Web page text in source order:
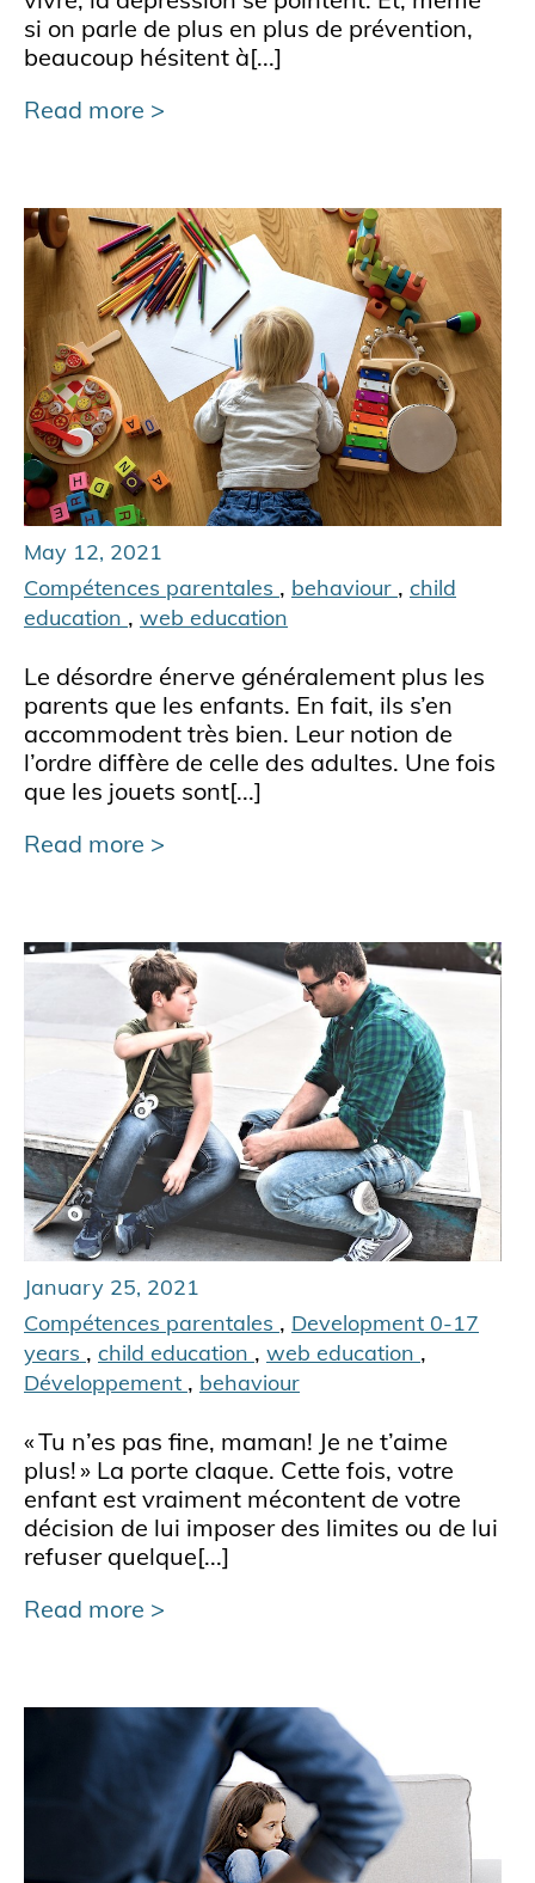
si on parle de plus en plus de prévention,
beaucoup hésitent à[...]
Read more
May 12, 2021
Compétences parentales , behaviour , child
education , web education
Le désordre énerve généralement plus les
parents que les enfants. En fait, ils s’en
accommodent très bien. Leur notion de
l’ordre diffère de celle des adultes. Une fois
que les jouets sont[...]
Read more
January 25, 2021
Compétences parentales , Development 0-17
years , child education , web education ,
Développement , behaviour
« Tu n’es pas fine, maman! Je ne t’aime
plus! » La porte claque. Cette fois, votre
enfant est vraiment mécontent de votre
décision de lui imposer des limites ou de lui
refuser quelque[...]
Read more